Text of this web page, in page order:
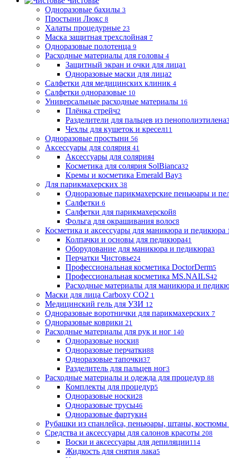
Одноразовые бахилы 3
Простыни Люкс 8
Халаты процедурные 23
Маска защитная трехслойная 7
Одноразовые полотенца 9
Расходные материалы для головы 4
Защитный экран и очки для лица1
Одноразовые маски для лица2
Салфетки для медицинских клиник 4
Салфетки одноразовые 10
Универсальные расходные материалы 16
Плёнка стрейч2
Разделители для пальцев из пенополиэтилена3
Чехлы для кушеток и кресел11
Одноразовые простыни 56
Аксессуары для солярия 41
Аксессуары для солярия4
Косметика для солярия SolBianca32
Кремы и косметика Emerald Bay3
Для парикмахерских 38
Одноразовые парикмахерские пеньюары и
Салфетки 6
Салфетки для парикмахерской8
Фольга для окрашивания волос8
Косметика и аксессуары для маникюра и педикюра
Колпачки и основы для педикюра41
Оборудование для маникюра и педикюра3
Перчатки Чистовье24
Профессиональная косметика DoctorDerm5
Профессиональная косметика MS.NAILS42
Расходные материалы для маникюра и
Маски для лица Carboxy CO2 1
Медицинский гель для УЗИ 12
Одноразовые воротнички для парикмахерских 7
Одноразовые коврики 21
Расходные материалы для рук и ног 140
Одноразовые носки8
Одноразовые перчатки88
Одноразовые тапочки37
Разделитель для пальцев ног3
Расходные материалы и одежда для процедур 88
Комплекты для процедур5
Одноразовые носки28
Одноразовые трусы46
Одноразовые фартуки4
Рубашки из спанлейса, пеньюары, штаны, костюмы
Средства и аксессуары для салонов красоты 208
Воски и аксессуары для депиляции114
Жидкость для снятия лака5